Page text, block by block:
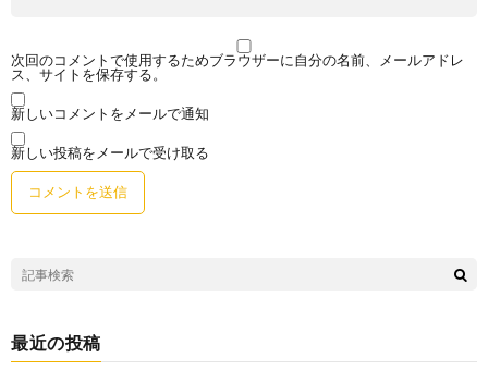
次回のコメントで使用するためブラウザーに自分の名前、メールアドレ
ス、サイトを保存する。
新しいコメントをメールで通知
新しい投稿をメールで受け取る
最近の投稿